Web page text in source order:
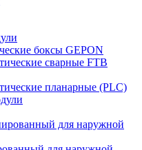
боксы GEPON
сварные FTB
планарные (PLC)
для наружной